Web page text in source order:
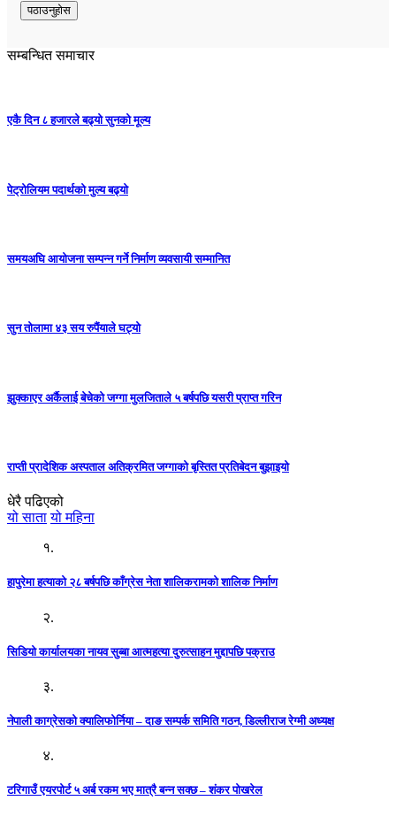
सम्बन्धित समाचार
एकै दिन ८ हजारले बढ्यो सुनको मूल्य
पेट्रोलियम पदार्थको मुल्य बढ्याे
समयअघि आयोजना सम्पन्न गर्ने निर्माण व्यवसायी सम्मानित
सुन तोलामा ४३ सय रुपैंयाले घट्यो
झुक्काएर अर्कैलाई बेचेको जग्गा मुलजिताले ५ बर्षपछि यसरी प्राप्त गरिन
राप्ती प्रादेशिक अस्पताल अतिक्रमित जग्गाको बृस्तित प्रतिबेदन बुझाइयो
धेरै पढिएको
यो साता यो महिना
१.
हापुरेमा हत्याको २८ बर्षपछि काँग्रेस नेता शालिकरामको शालिक निर्माण
२.
सिडियो कार्यालयका नायव सुब्बा आत्महत्या दुरुत्साहन मुद्दापछि पक्राउ
३.
नेपाली काग्रेसको क्यालिफोर्निया – दाङ सम्पर्क समिति गठन, डिल्लीराज रेग्मी अध्यक्ष
४.
टरिगाउँ एयरपोर्ट ५ अर्ब रकम भए मात्रै बन्न सक्छ – शंकर पोखरेल